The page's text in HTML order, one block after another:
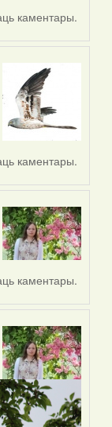
каментары.
каментары.
каментары.